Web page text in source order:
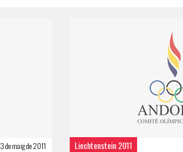
3 de maig de 2011 Liechtenstein 2011